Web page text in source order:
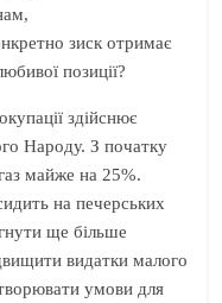
зиск отримає
позиції?
здійснює
Народу. З початку
майже на 25%.
на печерських
ще більше
видатки малого
умови для